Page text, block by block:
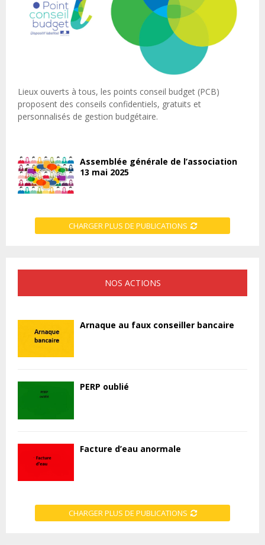
Lieux ouverts à tous, les points conseil budget (PCB)
proposent des conseils confidentiels, gratuits et
personnalisés de gestion budgétaire.
Assemblée générale de l’association
13 mai 2025
CHARGER PLUS DE PUBLICATIONS
NOS ACTIONS
Arnaque au faux conseiller bancaire
PERP oublié
Facture d’eau anormale
CHARGER PLUS DE PUBLICATIONS